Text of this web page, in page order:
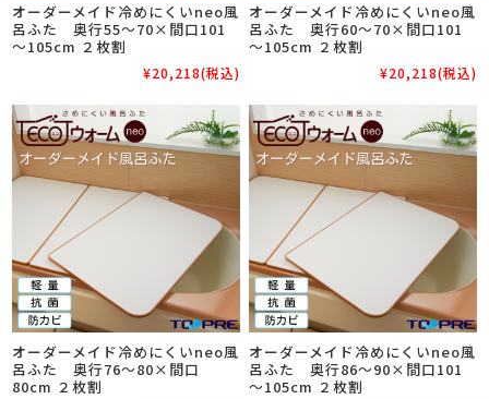
オーダーメイド冷めにくいneo風
呂ふた 奥行55～70×間口101
～105cm ２枚割
¥20,218(税込)
オーダーメイド冷めにくいneo風
呂ふた 奥行60～70×間口101
～105cm ２枚割
¥20,218(税込)
オーダーメイド冷めにくいneo風
呂ふた 奥行76～80×間口
80cm ２枚割
オーダーメイド冷めにくいneo風
呂ふた 奥行86～90×間口101
～105cm ２枚割